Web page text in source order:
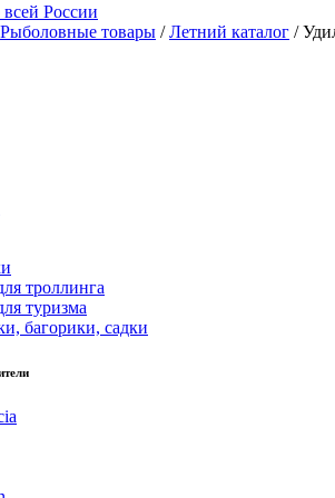
России
Рыболовные товары /Летний каталог /
троллинга
туризма
багорики, садки